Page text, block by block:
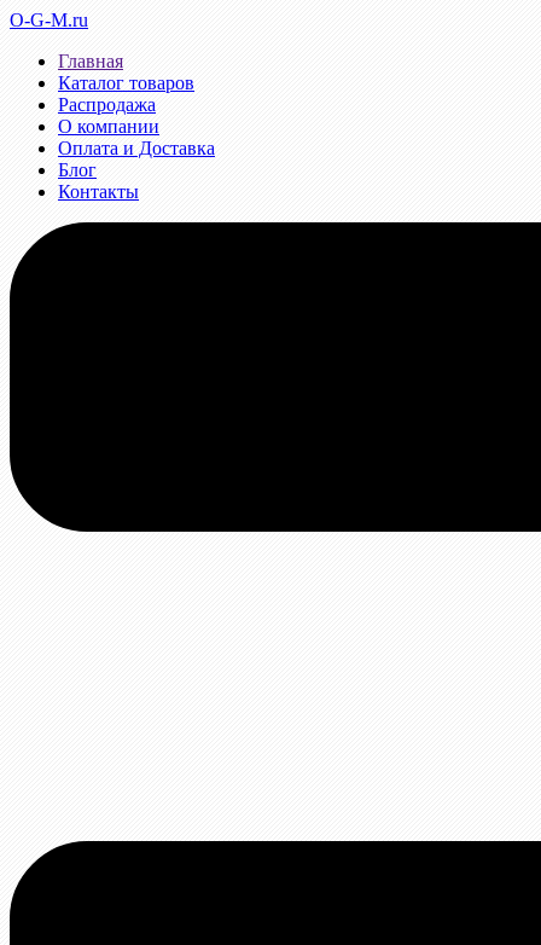
O-G-M.ru
Главная
Каталог товаров
Распродажа
О компании
Оплата и Доставка
Блог
Контакты